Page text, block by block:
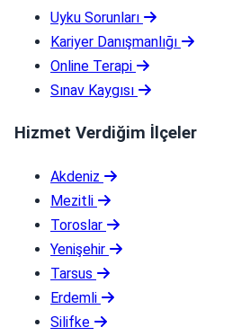
Uyku Sorunları
Kariyer Danışmanlığı
Online Terapi
Sınav Kaygısı
Hizmet Verdiğim İlçeler
Akdeniz
Mezitli
Toroslar
Yenişehir
Tarsus
Erdemli
Silifke